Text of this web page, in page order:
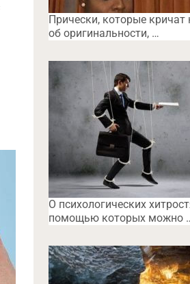
Прически, которые кричат
об оригинальности, …
O психологических
помощью которых можно